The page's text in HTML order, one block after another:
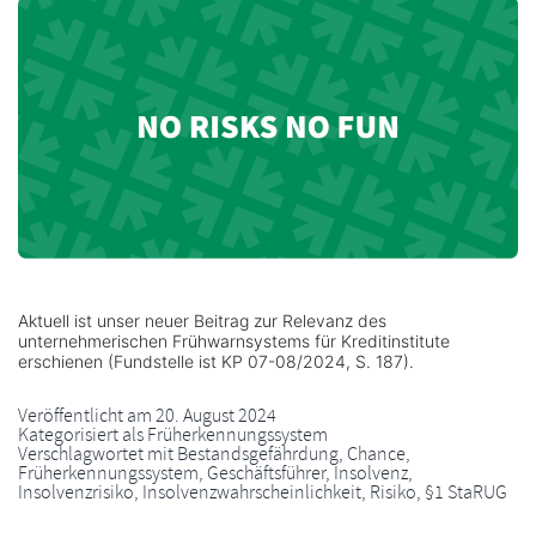
Aktuell ist unser neuer Beitrag zur Relevanz des
unternehmerischen Frühwarnsystems für Kreditinstitute
erschienen (Fundstelle ist KP 07-08/2024, S. 187).
Veröffentlicht am20. August 2024
Kategorisiert alsFrüherkennungssystem
Verschlagwortet mitBestandsgefährdung, Chance,
Früherkennungssystem, Geschäftsführer,Insolvenz,
Insolvenzrisiko, Insolvenzwahrscheinlichkeit, Risiko,§1 StaRUG